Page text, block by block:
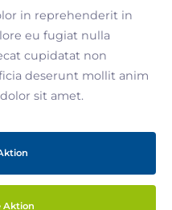
in reprehenderit in
eu fugiat nulla
cupidatat non
deserunt mollit anim
sit amet.
Aktion